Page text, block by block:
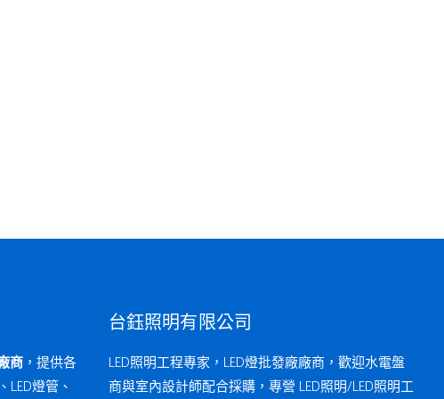
商 ，提供各
LED燈管、
台鈺照明有限公司
LED照明工程專家，LED燈批發廠廠商，歡迎水電盤
商與室內設計師配合採購，專營 LED照明/LED照明工